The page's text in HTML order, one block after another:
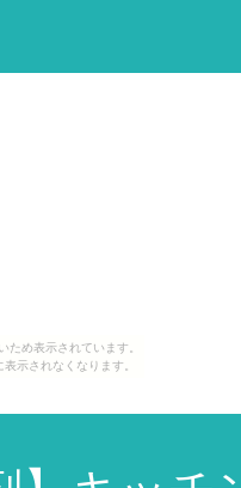
め表示されています。
示されなくなります。